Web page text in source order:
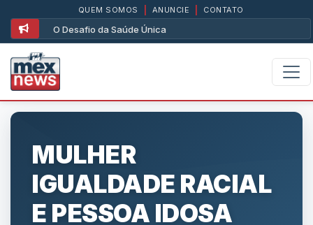
O Desafio da Saúde Única
QUEM SOMOS ANUNCIE CONTATO
MULHER
IGUALDADE RACIAL
E PESSOA IDOSA